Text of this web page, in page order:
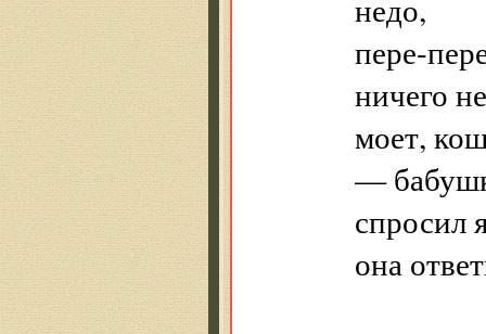
недо,
пере-
ничего
моет,
—
спросил
она